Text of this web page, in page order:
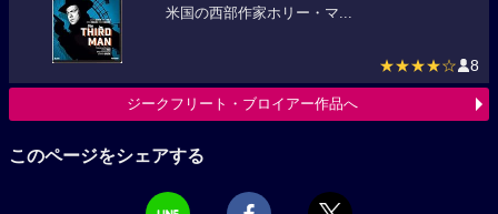
米国の西部作家ホリー・マ...
★★★★☆ 8
ジークフリート・ブロイアー作品へ
このページをシェアする